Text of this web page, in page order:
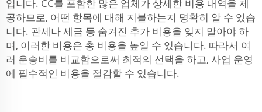
입니다. CC를 포함한 많은 업체가 상세한 비용 내역을 제
공하므로, 어떤 항목에 대해 지불하는지 명확히 알 수 있습
니다. 관세나 세금 등 숨겨진 추가 비용을 잊지 말아야 하
며, 이러한 비용은 총 비용을 높일 수 있습니다. 따라서 여
러 운송비를 비교함으로써 최적의 선택을 하고, 사업 운영
에 필수적인 비용을 절감할 수 있습니다.